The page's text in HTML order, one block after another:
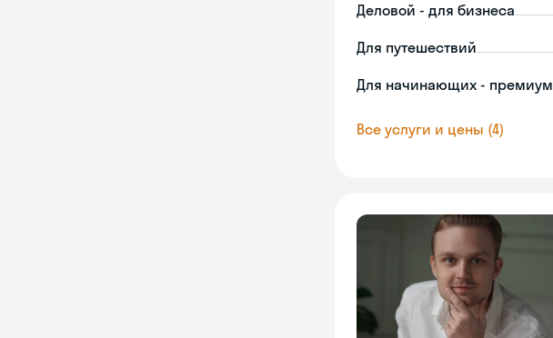
Деловой - для бизнеса
Для путешествий
Для начинающих - премиум
Все услуги и цены (4)